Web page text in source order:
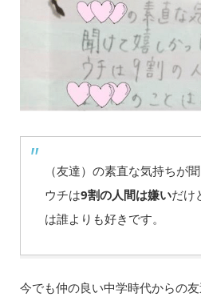
（友達）の素直な気持ちが
ウチは9割の人間は嫌いだけ
は誰よりも好きです。
今でも仲の良い中学時代からの